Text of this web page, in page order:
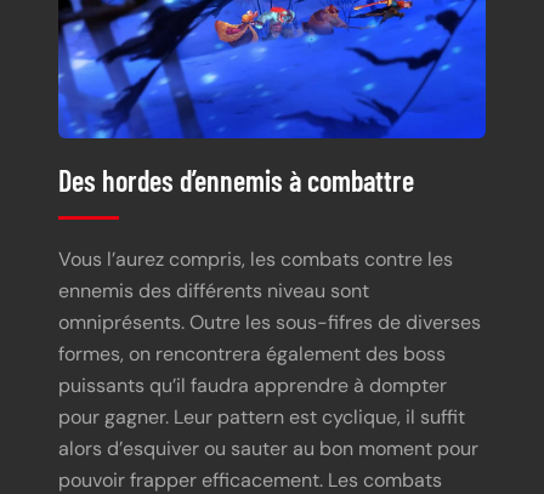
Des hordes d’ennemis à combattre
Vous l’aurez compris, les combats contre les
ennemis des différents niveau sont
omniprésents. Outre les sous-fifres de diverses
formes, on rencontrera également des boss
puissants qu’il faudra apprendre à dompter
pour gagner. Leur pattern est cyclique, il suffit
alors d’esquiver ou sauter au bon moment pour
pouvoir frapper efficacement. Les combats